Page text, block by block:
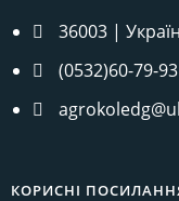
36003 |
(0532)60-79-93
КОРИСНІ